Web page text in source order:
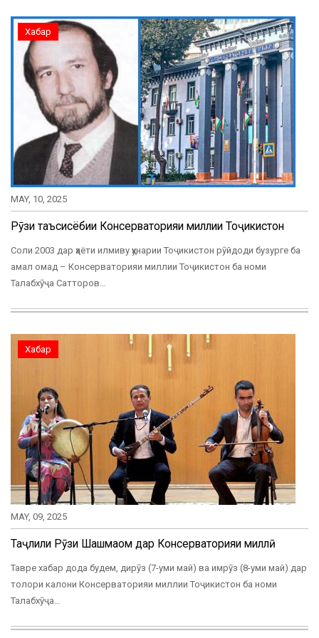
Хабар
MAY, 10, 2025
Рӯзи таъсисёбии Консерваторияи миллии Тоҷикистон
Соли 2003 дар ҳаёти илмиву ҳунарии Тоҷикистон рӯйдоди бузурге ба
амал омад – Консерваторияи миллии Тоҷикистон ба номи
Талабхӯҷа Сатторов…
Хабар
MAY, 09, 2025
Таҷлили Рӯзи Шашмақом дар Консерваторияи миллӣ
Тавре хабар дода будем, дирӯз (7-уми май) ва имрӯз (8-уми май) дар
толори калони Консерваторияи миллии Тоҷикистон ба номи
Талабхӯҷа…